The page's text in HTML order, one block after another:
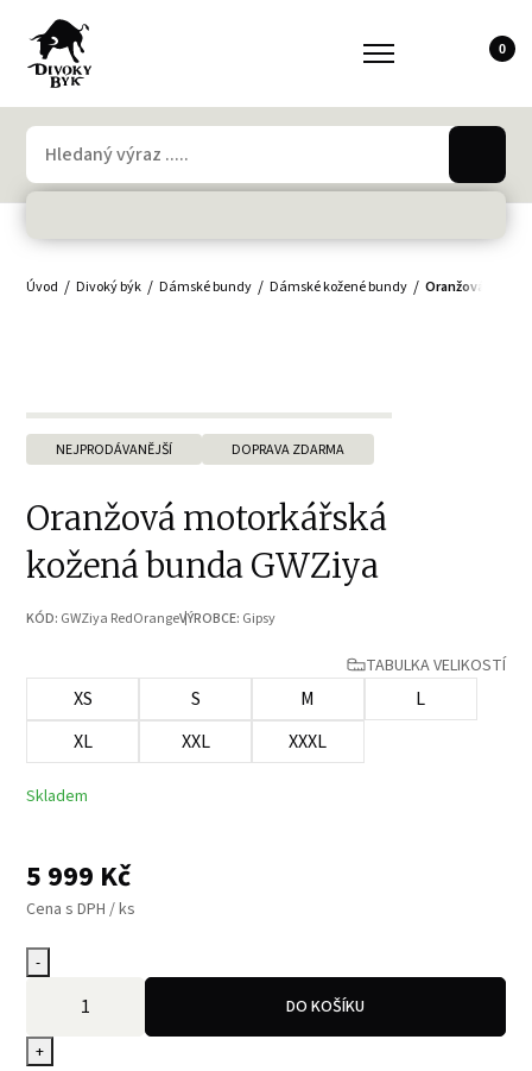
0
Úvod Divoký býk Dámské bundy Dámské kožené bundy Oranžová
NEJPRODÁVANĚJŠÍ DOPRAVA ZDARMA
Oranžová motorkářská
kožená bunda GWZiya
KÓD: GWZiya RedOrangeVÝROBCE: Gipsy
TABULKA VELIKOSTÍ
XS S M
L
XL
XXL XXXL
Skladem
5 999 Kč
Cena s DPH / ks
-
+
DO KOŠÍKU